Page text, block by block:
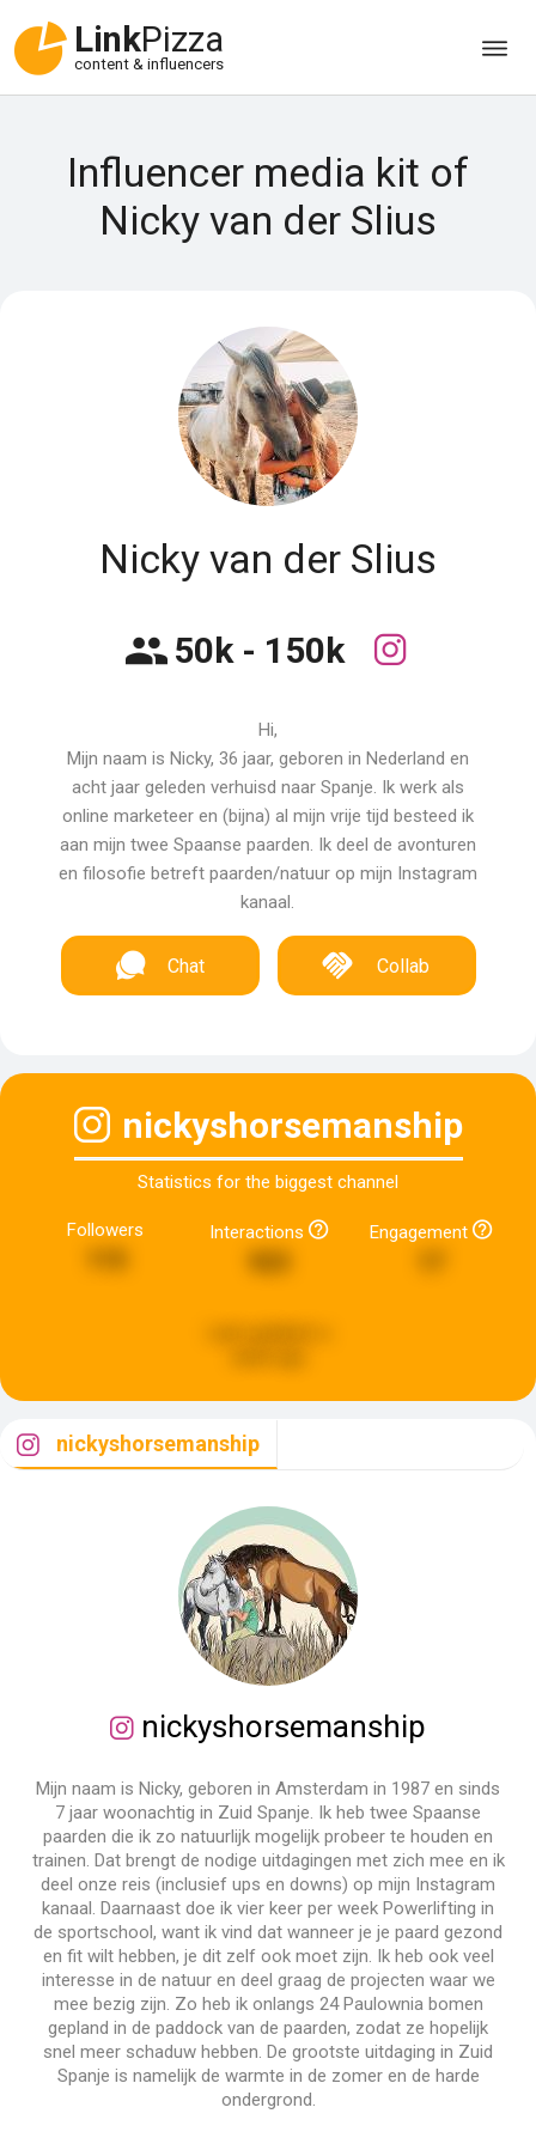
LinkPizza
content & influencers
Influencer media kit of
Nicky van der Slius
Nicky van der Slius
50k - 150k
Hi,
Mijn naam is Nicky, 36 jaar, geboren in Nederland en
acht jaar geleden verhuisd naar Spanje. Ik werk als
online marketeer en (bijna) al mijn vrije tijd besteed ik
aan mijn twee Spaanse paarden. Ik deel de avonturen
en filosofie betreft paarden/natuur op mijn Instagram
kanaal.
Chat Collab
nickyshorsemanship
Statistics for the biggest channel
Followers Interactions Engagement
nickyshorsemanship
nickyshorsemanship
Mijn naam is Nicky, geboren in Amsterdam in 1987 en sinds
7 jaar woonachtig in Zuid Spanje. Ik heb twee Spaanse
paarden die ik zo natuurlijk mogelijk probeer te houden en
trainen. Dat brengt de nodige uitdagingen met zich mee en ik
deel onze reis (inclusief ups en downs) op mijn Instagram
kanaal. Daarnaast doe ik vier keer per week Powerlifting in
de sportschool, want ik vind dat wanneer je je paard gezond
en fit wilt hebben, je dit zelf ook moet zijn. Ik heb ook veel
interesse in de natuur en deel graag de projecten waar we
mee bezig zijn. Zo heb ik onlangs 24 Paulownia bomen
gepland in de paddock van de paarden, zodat ze hopelijk
snel meer schaduw hebben. De grootste uitdaging in Zuid
Spanje is namelijk de warmte in de zomer en de harde
ondergrond.